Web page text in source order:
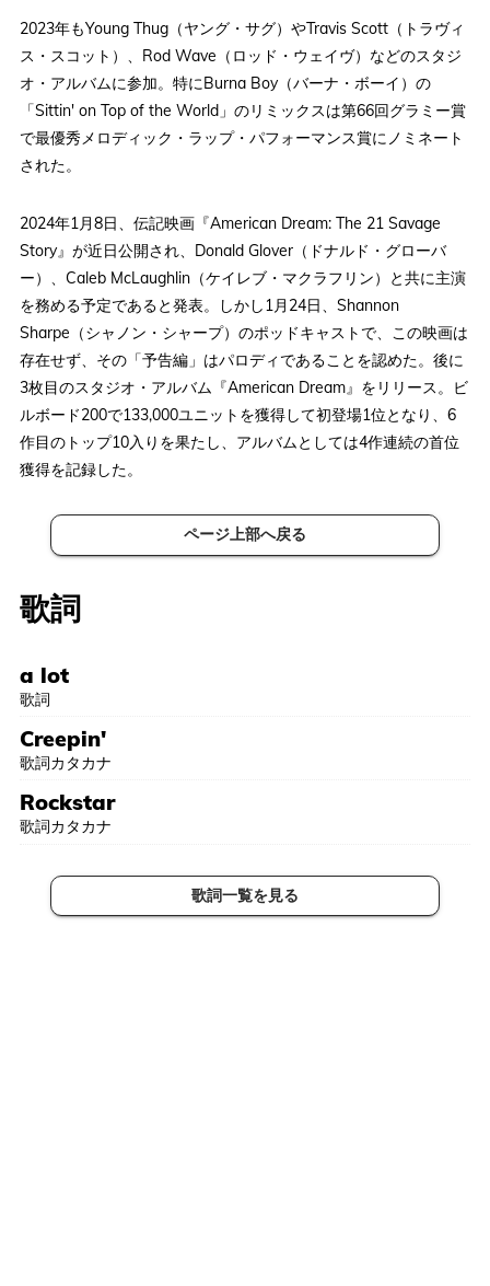
2023年もYoung Thug（ヤング・サグ）やTravis Scott（トラヴィ
ス・スコット）、Rod Wave（ロッド・ウェイヴ）などのスタジ
オ・アルバムに参加。特にBurna Boy（バーナ・ボーイ）の
「Sittin' on Top of the World」のリミックスは第66回グラミー賞
で最優秀メロディック・ラップ・パフォーマンス賞にノミネート
された。
2024年1月8日、伝記映画『American Dream: The 21 Savage
Story』が近日公開され、Donald Glover（ドナルド・グローバ
ー）、Caleb McLaughlin（ケイレブ・マクラフリン）と共に主演
を務める予定であると発表。しかし1月24日、Shannon
Sharpe（シャノン・シャープ）のポッドキャストで、この映画は
存在せず、その「予告編」はパロディであることを認めた。後に
3枚目のスタジオ・アルバム『American Dream』をリリース。ビ
ルボード200で133,000ユニットを獲得して初登場1位となり、6
作目のトップ10入りを果たし、アルバムとしては4作連続の首位
獲得を記録した。
ページ上部へ戻る
歌詞
a lot
歌詞
Creepin'
歌詞カタカナ
Rockstar
歌詞カタカナ
歌詞一覧を見る